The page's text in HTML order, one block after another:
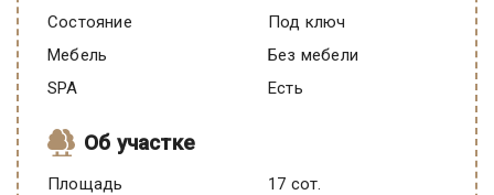
Состояние
под ключ
Мебель
Без мебели
SPA
есть
Об участке
Площадь 17 сот.